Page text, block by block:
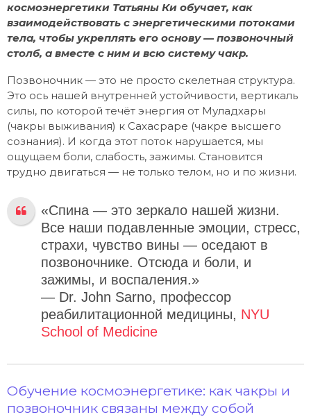
космоэнергетики Татьяны Ки обучает, как
взаимодействовать с энергетическими потоками
тела, чтобы укреплять его основу — позвоночный
столб, а вместе с ним и всю систему чакр.
Позвоночник — это не просто скелетная структура.
Это ось нашей внутренней устойчивости, вертикаль
силы, по которой течёт энергия от Муладхары
(чакры выживания) к Сахасраре (чакре высшего
сознания). И когда этот поток нарушается, мы
ощущаем боли, слабость, зажимы. Становится
трудно двигаться — не только телом, но и по жизни.
«Спина — это зеркало нашей жизни.
Все наши подавленные эмоции, стресс,
страхи, чувство вины — оседают в
позвоночнике. Отсюда и боли, и
зажимы, и воспаления.»
— Dr. John Sarno, профессор
реабилитационной медицины, NYU
School of Medicine
Обучение космоэнергетике: как чакры и
позвоночник связаны между собой